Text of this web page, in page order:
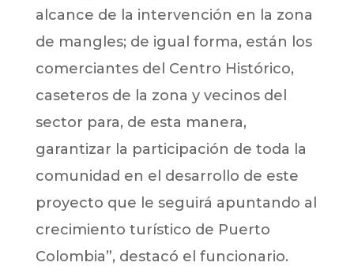
alcance de la intervención en la zona
de mangles; de igual forma, están los
comerciantes del Centro Histórico,
caseteros de la zona y vecinos del
sector para, de esta manera,
garantizar la participación de toda la
comunidad en el desarrollo de este
proyecto que le seguirá apuntando al
crecimiento turístico de Puerto
Colombia”, destacó el funcionario.